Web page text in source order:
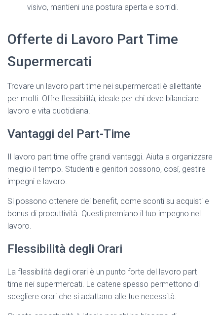
visivo, mantieni una postura aperta e sorridi.
Offerte di Lavoro Part Time
Supermercati
Trovare un lavoro part time nei supermercati è allettante
per molti. Offre flessibilità, ideale per chi deve bilanciare
lavoro e vita quotidiana.
Vantaggi del Part-Time
Il lavoro part time offre grandi vantaggi. Aiuta a organizzare
meglio il tempo. Studenti e genitori possono, cosí, gestire
impegni e lavoro.
Si possono ottenere dei benefit, come sconti su acquisti e
bonus di produttività. Questi premiano il tuo impegno nel
lavoro.
Flessibilità degli Orari
La flessibilità degli orari è un punto forte del lavoro part
time nei supermercati. Le catene spesso permettono di
scegliere orari che si adattano alle tue necessità.